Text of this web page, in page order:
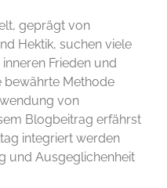
geprägt von
Hektik, suchen viele
Frieden und
bewährte Methode
von
Blogbeitrag erfährst
integriert werden
und Ausgeglichenheit